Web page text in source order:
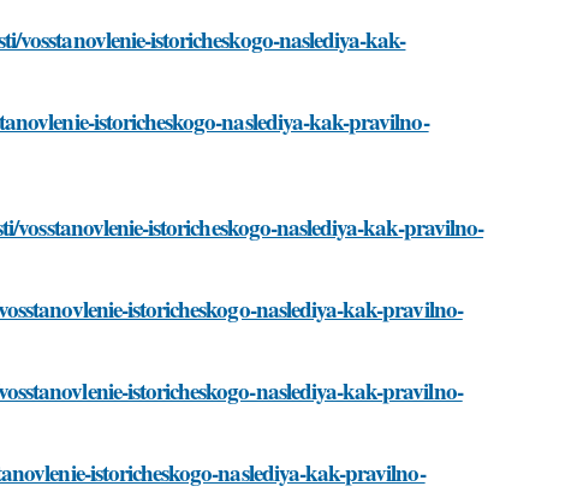
istoricheskogo-naslediya-kak-
istoricheskogo-naslediya-kak-pravilno-
istoricheskogo-naslediya-kak-pravilno-
istoricheskogo-naslediya-kak-pravilno-
istoricheskogo-naslediya-kak-pravilno-
istoricheskogo-naslediya-kak-pravilno-